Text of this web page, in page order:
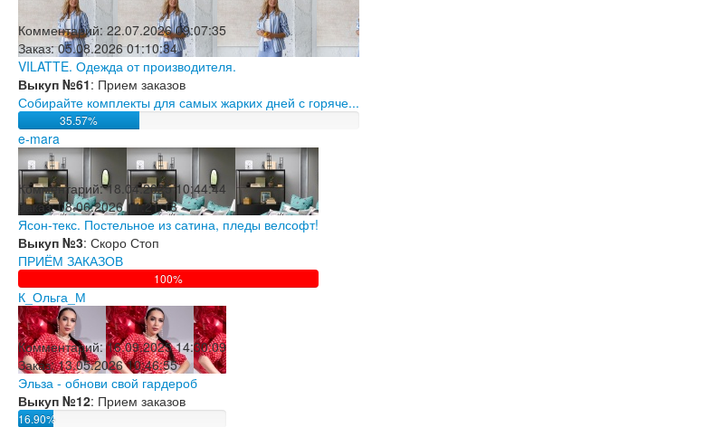
Комментарий: 22.07.2026 09:07:35
Заказ:05.08.2026 01:10:34
VILATTE. Одежда от производителя.
Выкуп №61: Прием заказов
Собирайте комплекты для самых жарких дней с горяче...
35.57%
e-mara
Комментарий:18.04.2025 10:44:44
Заказ:08.06.2026 11:21:18
Ясон-текс. Постельное из сатина, пледы велсофт!
Выкуп №3: Скоро Стоп
ПРИЁМ ЗАКАЗОВ
100%
К_Ольга_М
Комментарий:16.09.2025 14:30:09
Заказ:13.05.2026 10:46:55
Эльза - обнови свой гардероб
Выкуп №12: Прием заказов
16.90%